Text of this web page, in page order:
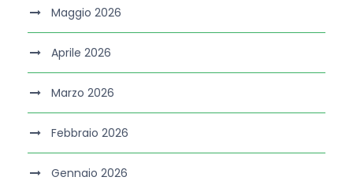
Maggio 2026
Aprile 2026
Marzo 2026
Febbraio 2026
Gennaio 2026